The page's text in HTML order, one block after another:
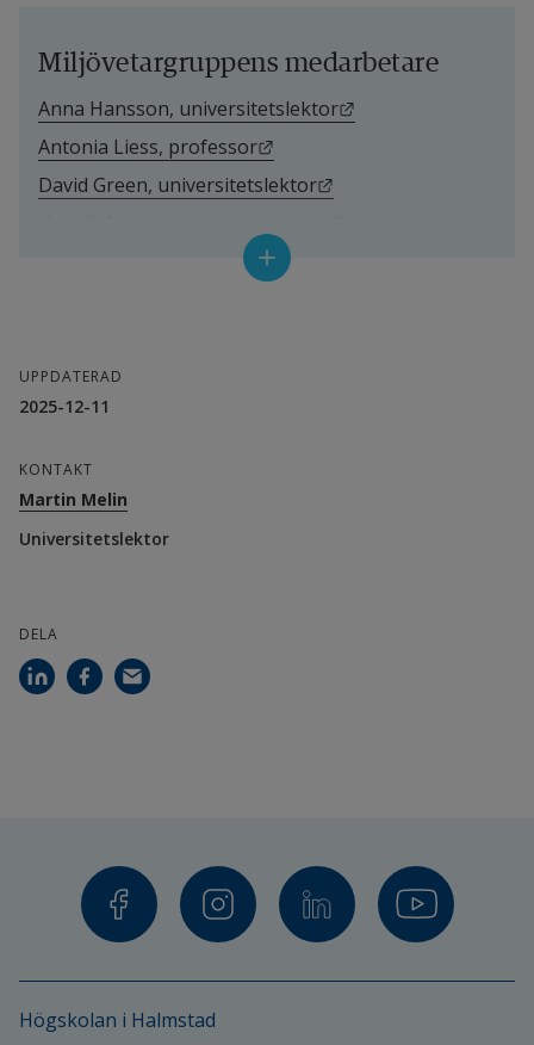
Miljövetargruppens medarbetare
Anna Hansson, universitetslektor
Antonia Liess, professor
David Green, universitetslektor
Johanna Sjöstedt, universitetslektor
Martin Melin, universitetslektor
UPPDATERAD
2025-12-11
KONTAKT
Martin Melin
Universitetslektor
DELA
Högskolan i Halmstad